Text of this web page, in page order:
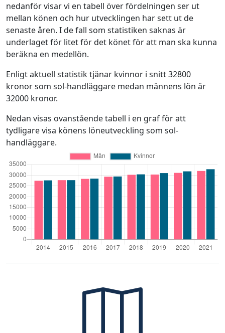
nedanför visar vi en tabell över fördelningen ser ut
mellan könen och hur utvecklingen har sett ut de
senaste åren. I de fall som statistiken saknas är
underlaget för litet för det könet för att man ska kunna
beräkna en medellön.
Enligt aktuell statistik tjänar kvinnor i snitt 32800
kronor som sol-handläggare medan männens lön är
32000 kronor.
Nedan visas ovanstående tabell i en graf för att
tydligare visa könens löneutveckling som sol-
handläggare.